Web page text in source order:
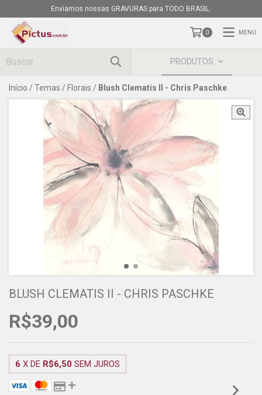
Enviamos nossas GRAVURAS para TODO BRASIL.
0 MENU
PRODUTOS
Início / Temas / Florais / Blush Clematis II - Chris Paschke
BLUSH CLEMATIS II - CHRIS PASCHKE
R$39,00
6 X DE R$6,50 SEM JUROS